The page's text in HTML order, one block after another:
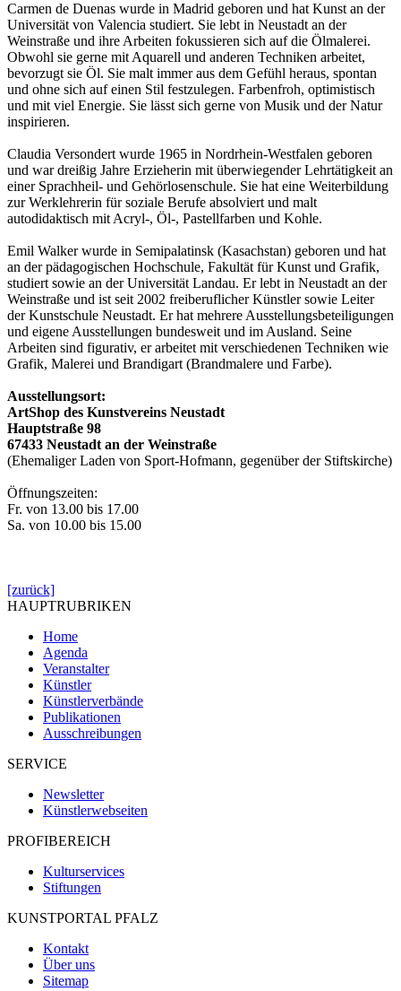
Carmen de Duenas wurde in Madrid geboren und hat Kunst an der
Universität von Valencia studiert. Sie lebt in Neustadt an der
Weinstraße und ihre Arbeiten fokussieren sich auf die Ölmalerei.
Obwohl sie gerne mit Aquarell und anderen Techniken arbeitet,
bevorzugt sie Öl. Sie malt immer aus dem Gefühl heraus, spontan
und ohne sich auf einen Stil festzulegen. Farbenfroh, optimistisch
und mit viel Energie. Sie lässt sich gerne von Musik und der Natur
inspirieren.
Claudia Versondert wurde 1965 in Nordrhein-Westfalen geboren
und war dreißig Jahre Erzieherin mit überwiegender Lehrtätigkeit an
einer Sprachheil- und Gehörlosenschule. Sie hat eine Weiterbildung
zur Werklehrerin für soziale Berufe absolviert und malt
autodidaktisch mit Acryl-, Öl-, Pastellfarben und Kohle.
Emil Walker wurde in Semipalatinsk (Kasachstan) geboren und hat
an der pädagogischen Hochschule, Fakultät für Kunst und Grafik,
studiert sowie an der Universität Landau. Er lebt in Neustadt an der
Weinstraße und ist seit 2002 freiberuflicher Künstler sowie Leiter
der Kunstschule Neustadt. Er hat mehrere Ausstellungsbeteiligungen
und eigene Ausstellungen bundesweit und im Ausland. Seine
Arbeiten sind figurativ, er arbeitet mit verschiedenen Techniken wie
Grafik, Malerei und Brandigart (Brandmalere und Farbe).
Ausstellungsort:
ArtShop des Kunstvereins Neustadt
Hauptstraße 98
67433 Neustadt an der Weinstraße
(Ehemaliger Laden von Sport-Hofmann, gegenüber der Stiftskirche)
Öffnungszeiten:
Fr. von 13.00 bis 17.00
Sa. von 10.00 bis 15.00
[zurück]
HAUPTRUBRIKEN
Home
Agenda
Veranstalter
Künstler
Künstlerverbände
Publikationen
Ausschreibungen
SERVICE
Newsletter
Künstlerwebseiten
PROFIBEREICH
Kulturservices
Stiftungen
KUNSTPORTAL PFALZ
Kontakt
Über uns
Sitemap